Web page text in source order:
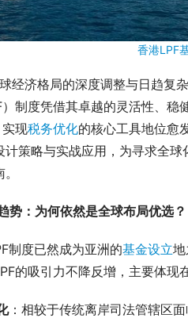
香港LPF
经济格局的深度调整与日趋复
制度凭借其卓越的灵活性、稳
实现税务优化的核心工具地位愈
策略与实战应用，为寻求全球
势：为何依然是全球布局优选？
制度已然成为亚洲的基金设立
的吸引力不降反增，主要体现
：相较于传统离岸司法管辖区